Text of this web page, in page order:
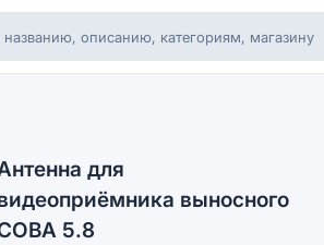
для
выносного
5.8